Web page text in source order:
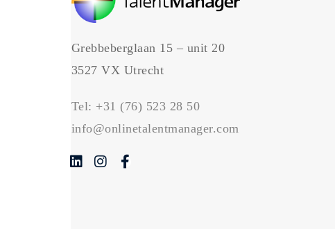
Grebbeberglaan 15 – unit 20
3527 VX Utrecht
Tel: +31 (76) 523 28 50
info@onlinetalentmanager.com